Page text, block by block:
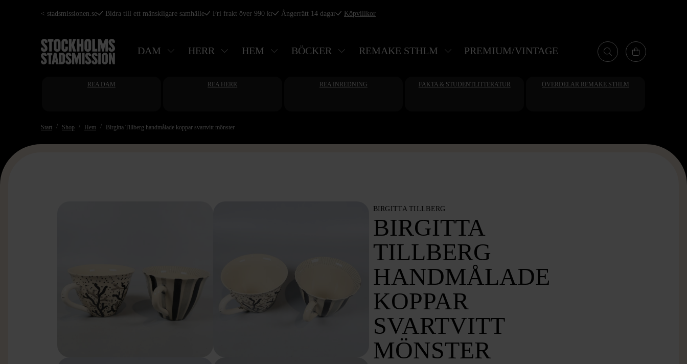
Hoppa
huvudinnehåll
< stadsmissionen.se Bidra till ett mänskligare samhälle Fri frakt över 990 kr Ångerrätt 14 dagar Köpvillkor
DAM HERR HEM BÖCKER REMAKE STHLM PREMIUM/VINTAGE
REA DAM REA HERR REA INREDNING FAKTA & STUDENTLITTERATUR ÖVERDELAR REMAKE STHLM
Start Shop Hem Birgitta Tillberg handmålade koppar svartvitt mönster
BIRGITTA TILLBERG
BIRGITTA
TILLBERG
HANDMÅLADE
KOPPAR
SVARTVITT
MÖNSTER